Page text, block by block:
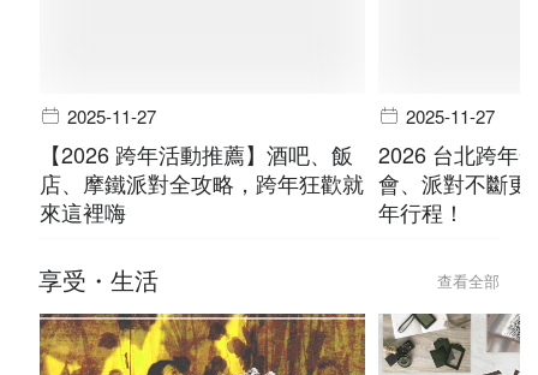
2025-11-27
【2026 跨年活動推薦】酒吧、飯
店、摩鐵派對全攻略，跨年狂歡就
來這裡嗨
2025-11-27
2026 台北跨年
會、派對不斷
年行程！
享受・生活 查看全部